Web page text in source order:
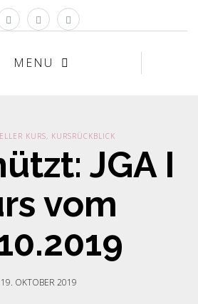
MENU
KURS, KURSRÜCKBLICK
JGA I
vom
19. OKTOBER 2019